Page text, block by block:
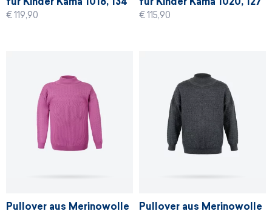
- rosa
€ 119,90
- denim blau
€ 115,90
Pullover aus Merinowolle
Pullover aus Merinowolle